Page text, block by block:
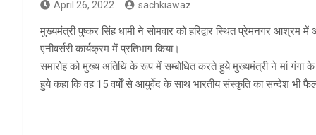
April 26, 2022 sachkiawaz
मुख्यमंत्री पुष्कर सिंह धामी ने सोमवार को हरिद्वार स्थित प्रेमनगर
एनीवर्सरी कार्यक्रम में प्रतिभाग किया।
समारोह को मुख्य अतिथि के रूप में सम्बोधित करते हुये मुख्यमंत्री ने मां गंगा
हुये कहा कि वह 15 वर्षों से आयुर्वेद के साथ भारतीय संस्कृति का सन्देश भी